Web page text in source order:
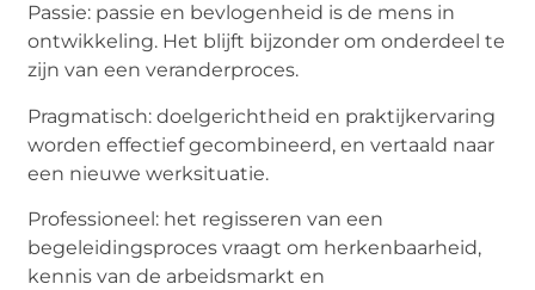
Passie: passie en bevlogenheid is de mens in
ontwikkeling. Het blijft bijzonder om onderdeel te
zijn van een veranderproces.
Pragmatisch: doelgerichtheid en praktijkervaring
worden effectief gecombineerd, en vertaald naar
een nieuwe werksituatie.
Professioneel: het regisseren van een
begeleidingsproces vraagt om herkenbaarheid,
kennis van de arbeidsmarkt en